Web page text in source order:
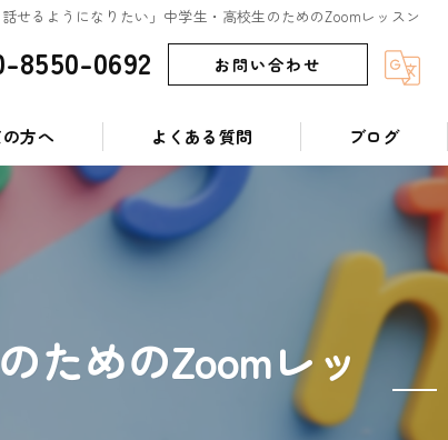
話せるようになりたい」中学生・高校生のためのZoomレッスン
8550-0692 お問い合わせ
方へ よくある質問 ブログ
ためのZoomレッ